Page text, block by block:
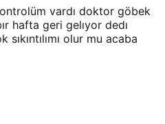
vardı doktor göbek
hafta geri gelıyor dedı
olur mu acaba